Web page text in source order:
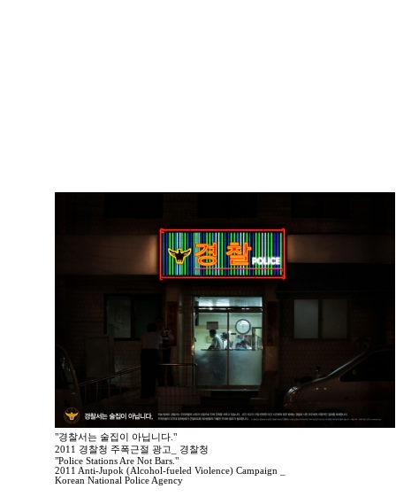
"경찰서는 술집이 아닙니다."
2011 경찰청 주폭근절 광고_ 경찰청
"Police Stations Are Not Bars."
2011 Anti-Jupok (Alcohol-fueled Violence) Campaign _
Korean National Police Agency